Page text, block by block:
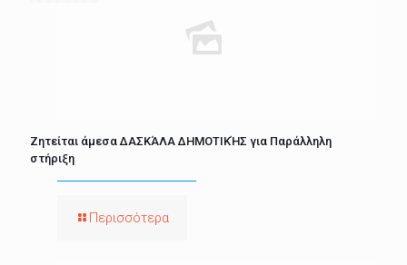
Ζητείται άμεσα ΔΑΣΚΆΛΑ ΔΗΜΟΤΙΚΉΣ για Παράλληλη
στήριξη
Περισσότερα